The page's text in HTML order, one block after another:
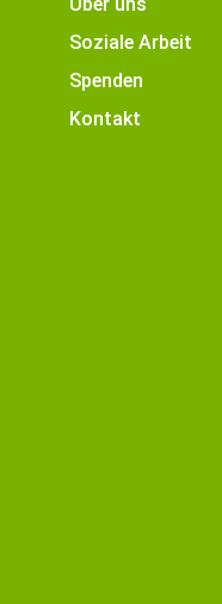
Soziale Arbeit
Spenden
Kontakt